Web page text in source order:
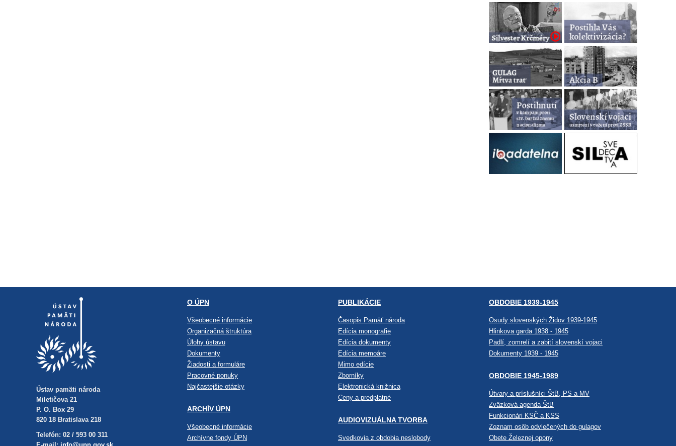
Ústav pamäti národa
Miletičova 21
P. O. Box 29
820 18 Bratislava 218
Telefón: 02 / 593 00 311
O ÚPN
Všeobecné informácie
Organizačná štruktúra
Úlohy ústavu
Dokumenty
Žiadosti a formuláre
Pracovné ponuky
Najčastejšie otázky
ARCHÍV ÚPN
Všeobecné informácie
Archívne fondy ÚPN
PUBLIKÁCIE
Časopis Pamäť národa
Edícia monografie
Edícia dokumenty
Edícia memoáre
Mimo edície
Zborníky
Elektronická knižnica
Ceny a predplatné
AUDIOVIZUÁLNA TVORBA
Svedkovia z obdobia neslobody
OBDOBIE 1939-1945
Osudy slovenských Židov 1939-1945
Hlinkova garda 1938 - 1945
Padlí, zomrelí a zabití slovenskí vojaci
Dokumenty 1939 - 1945
OBDOBIE 1945-1989
Útvary a príslušníci ŠtB, PS a MV
Zväzková agenda ŠtB
Funkcionári KSČ a KSS
Zoznam osôb odvlečených do gulagov
Obete Železnej opony